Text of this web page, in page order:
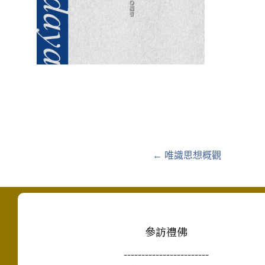
Posts
navigation
← 唯識思想概觀
參訪禮佛
------------------------